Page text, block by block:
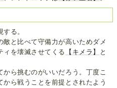
する。
敵と比べて守備力が高いためダメ
ィを壊滅させてくる
【キメラ】
と
ら挑むのがいいだろう。丁度こ
ら戦うことを前提とされたよう